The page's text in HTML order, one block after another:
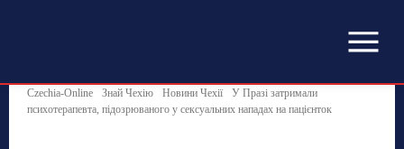
Czechia-Online Знай Чехію Новини Чехії
У Празі затримали
психотерапевта, підозрюваного у сексуальних нападах на пацієнток